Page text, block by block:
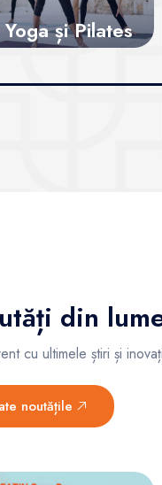
și Pilates
Vezi sălile
din
cu ultimele știri și
noutățile